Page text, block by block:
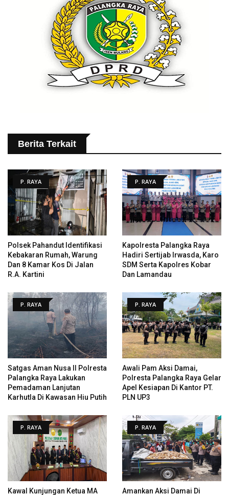
Berita Terkait
P. RAYA
Polsek Pahandut Identifikasi
Kebakaran Rumah, Warung
Dan 8 Kamar Kos Di Jalan
R.A. Kartini
P. RAYA
Kapolresta Palangka Raya
Hadiri Sertijab Irwasda, Karo
SDM Serta Kapolres Kobar
Dan Lamandau
P. RAYA
Satgas Aman Nusa II Polresta
Palangka Raya Lakukan
Pemadaman Lanjutan
Karhutla Di Kawasan Hiu Putih
P. RAYA
Awali Pam Aksi Damai,
Polresta Palangka Raya Gelar
Apel Kesiapan Di Kantor PT.
PLN UP3
P. RAYA
Kawal Kunjungan Ketua MA
P. RAYA
Amankan Aksi Damai Di